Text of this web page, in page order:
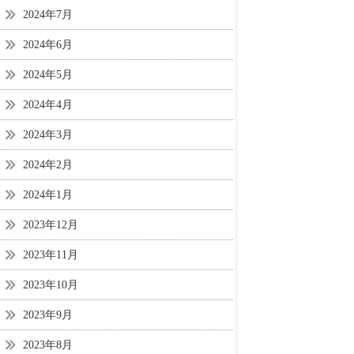
2024年7月
2024年6月
2024年5月
2024年4月
2024年3月
2024年2月
2024年1月
2023年12月
2023年11月
2023年10月
2023年9月
2023年8月